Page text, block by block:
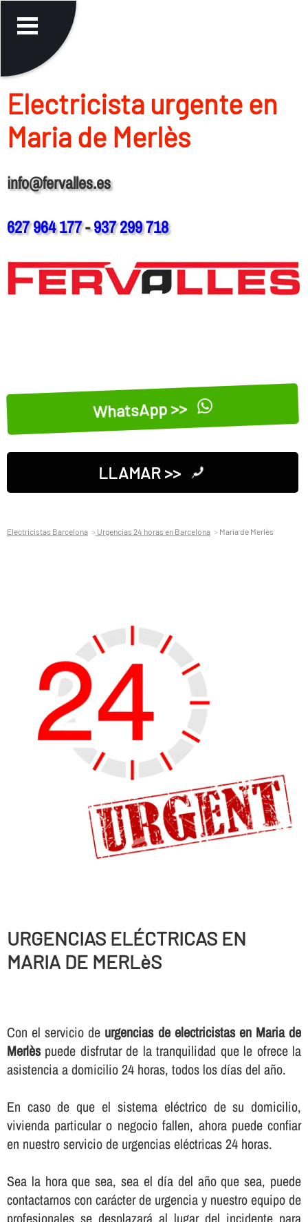
Electricista urgente en
Maria de Merlès
info@fervalles.es
627 964 177-937 299 718
WhatsApp >>
LLAMAR >>
Electricistas Barcelona Urgencias 24 horas en Barcelona Maria de Merlès
URGENCIAS ELÉCTRICAS EN
MARIA DE MERLèS
Con el servicio de urgencias de electricistas en Maria de
Merlèspuede disfrutar de la tranquilidad que le ofrece la
asistencia a domicilio 24 horas, todos los dí­as del año.
En caso de que el sistema eléctrico de su domicilio,
vivienda particular o negocio fallen, ahora puede confiar
en nuestro servicio de urgencias eléctricas 24 horas.
Sea la hora que sea, sea el dí­a del año que sea, puede
contactarnos con carácter de urgencia y nuestro equipo de
profesionales se desplazará al lugar del incidente para